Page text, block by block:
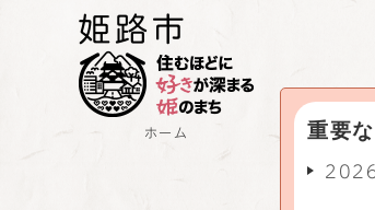
ホーム 重要